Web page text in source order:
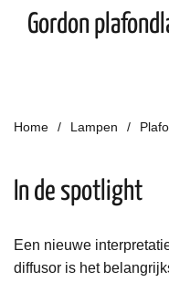
Gordon
Home Lampen
In de spotlight
Een nieuwe
diffusor is het